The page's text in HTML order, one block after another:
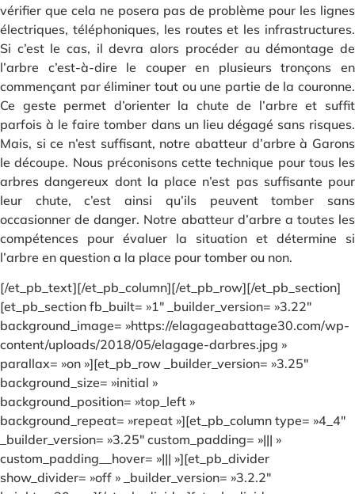
vérifier que cela ne posera pas de problème pour les lignes
électriques, téléphoniques, les routes et les infrastructures.
Si c’est le cas, il devra alors procéder au démontage de
l’arbre c’est-à-dire le couper en plusieurs tronçons en
commençant par éliminer tout ou une partie de la couronne.
Ce geste permet d’orienter la chute de l’arbre et suffit
parfois à le faire tomber dans un lieu dégagé sans risques.
Mais, si ce n’est suffisant, notre abatteur d’arbre à Garons
le découpe. Nous préconisons cette technique pour tous les
arbres dangereux dont la place n’est pas suffisante pour
leur chute, c’est ainsi qu’ils peuvent tomber sans
occasionner de danger. Notre abatteur d’arbre a toutes les
compétences pour évaluer la situation et détermine si
l’arbre en question a la place pour tomber ou non.
[/et_pb_text][/et_pb_column][/et_pb_row][/et_pb_section]
[et_pb_section fb_built= »1″ _builder_version= »3.22″
background_image= »https://elagageabattage30.com/wp-
content/uploads/2018/05/elagage-darbres.jpg »
parallax= »on »][et_pb_row _builder_version= »3.25″
background_size= »initial »
background_position= »top_left »
background_repeat= »repeat »][et_pb_column type= »4_4″
_builder_version= »3.25″ custom_padding= »||| »
custom_padding__hover= »||| »][et_pb_divider
show_divider= »off » _builder_version= »3.2.2″